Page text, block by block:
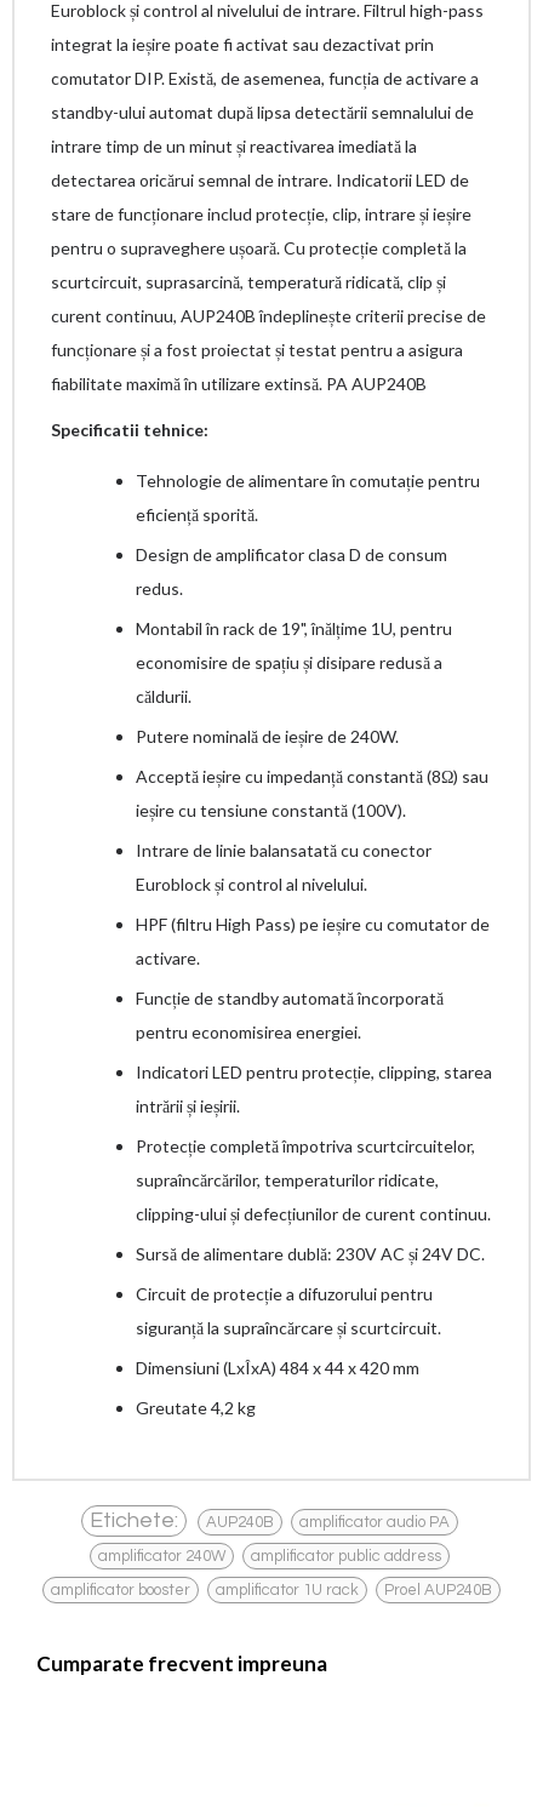
Euroblock și control al nivelului de intrare. Filtrul high-pass
integrat la ieșire poate fi activat sau dezactivat prin
comutator DIP. Există, de asemenea, funcția de activare a
standby-ului automat după lipsa detectării semnalului de
intrare timp de un minut și reactivarea imediată la
detectarea oricărui semnal de intrare. Indicatorii LED de
stare de funcționare includ protecție, clip, intrare și ieșire
pentru o supraveghere ușoară. Cu protecție completă la
scurtcircuit, suprasarcină, temperatură ridicată, clip și
curent continuu, AUP240B îndeplinește criterii precise de
funcționare și a fost proiectat și testat pentru a asigura
fiabilitate maximă în utilizare extinsă. PA AUP240B
Specificatii tehnice:
Tehnologie de alimentare în comutație pentru
eficiență sporită.
Design de amplificator clasa D de consum
redus.
Montabil în rack de 19", înălțime 1U, pentru
economisire de spațiu și disipare redusă a
căldurii.
Putere nominală de ieșire de 240W.
Acceptă ieșire cu impedanță constantă (8Ω) sau
ieșire cu tensiune constantă (100V).
Intrare de linie balansatată cu conector
Euroblock și control al nivelului.
HPF (filtru High Pass) pe ieșire cu comutator de
activare.
Funcție de standby automată încorporată
pentru economisirea energiei.
Indicatori LED pentru protecție, clipping, starea
intrării și ieșirii.
Protecție completă împotriva scurtcircuitelor,
supraîncărcărilor, temperaturilor ridicate,
clipping-ului și defecțiunilor de curent continuu.
Sursă de alimentare dublă: 230V AC și 24V DC.
Circuit de protecție a difuzorului pentru
siguranță la supraîncărcare și scurtcircuit.
Dimensiuni (LxÎxA) 484 x 44 x 420 mm
Greutate 4,2 kg
Etichete: AUP240B amplificator audio PA
amplificator 240W amplificator public address
amplificator booster amplificator 1U rack Proel AUP240B
Cumparate frecvent impreuna